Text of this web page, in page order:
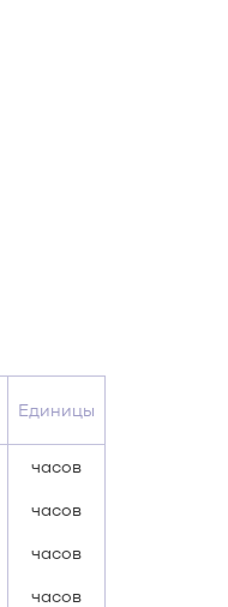
Единицы
часов
часов
часов
часов